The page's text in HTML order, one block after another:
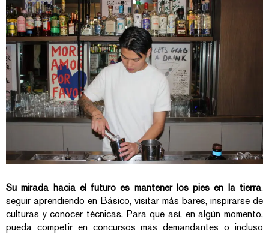
Su mirada hacia el futuro es mantener los pies en la tierra,
seguir aprendiendo en Básico, visitar más bares, inspirarse de
culturas y conocer técnicas. Para que así, en algún momento,
pueda competir en concursos más demandantes o incluso